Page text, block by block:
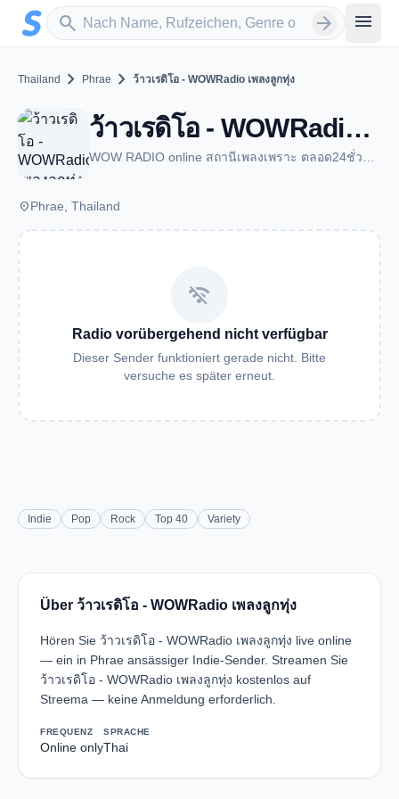
Zum Hauptinhalt springen
search
Sender suchen arrow_forward menu
Thailand chevron_right Phrae chevron_right ว้าวเรดิโอ - WOWRadio เพลงลูกทุ่ง
ว้าวเรดิโอ - WOWRadio เพลงลูกทุ่ง - Phrae
placePhrae, Thailand
wifi_off
Radio vorübergehend nicht verfügbar
Dieser Sender funktioniert gerade nicht. Bitte
versuche es später erneut.
Indie Pop Rock Top 40 Variety
Über ว้าวเรดิโอ - WOWRadio เพลงลูกทุ่ง
Hören Sie ว้าวเรดิโอ - WOWRadio เพลงลูกทุ่ง live online
— ein in Phrae ansässiger Indie-Sender. Streamen Sie
ว้าวเรดิโอ - WOWRadio เพลงลูกทุ่ง kostenlos auf
Streema — keine Anmeldung erforderlich.
FREQUENZ
Online only
SPRACHE
Thai